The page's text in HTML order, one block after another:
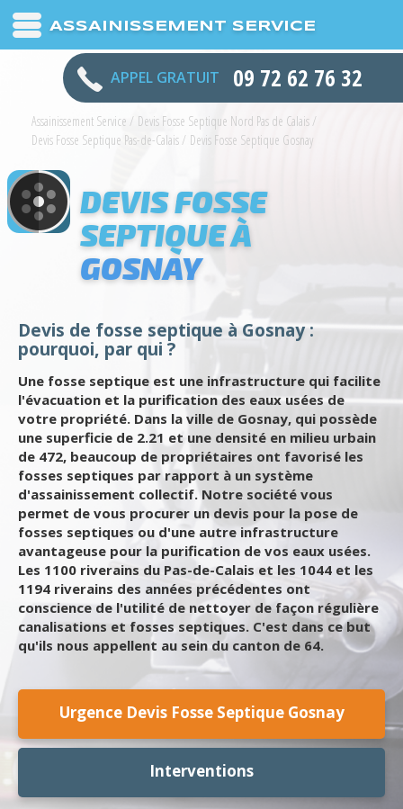
ASSAINISSEMENT SERVICE
APPEL GRATUIT 09 72 62 76 32
Assainissement Service / Devis Fosse Septique Nord Pas de Calais/
Devis Fosse Septique Pas-de-Calais/ Devis Fosse Septique Gosnay
DEVIS FOSSE
SEPTIQUE À
GOSNAY
Devis de fosse septique à Gosnay :
pourquoi, par qui ?
Une fosse septique est une infrastructure qui facilite
l'évacuation et la purification des eaux usées de
votre propriété. Dans la ville de Gosnay, qui possède
une superficie de 2.21 et une densité en milieu urbain
de 472, beaucoup de propriétaires ont favorisé les
fosses septiques par rapport à un système
d'assainissement collectif. Notre société vous
permet de vous procurer un devis pour la pose de
fosses septiques ou d'une autre infrastructure
avantageuse pour la purification de vos eaux usées.
Les 1100 riverains du Pas-de-Calais et les 1044 et les
1194 riverains des années précédentes ont
conscience de l'utilité de nettoyer de façon régulière
canalisations et fosses septiques. C'est dans ce but
qu'ils nous appellent au sein du canton de 64.
Urgence Devis Fosse Septique Gosnay
Interventions